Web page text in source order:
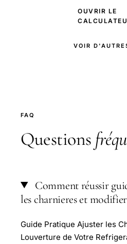
OUVRIR LE
VOIR
FAQ
Questions
Comment réussir
les charnieres et
Guide Pratique Ajuster les
Louverture de Votre